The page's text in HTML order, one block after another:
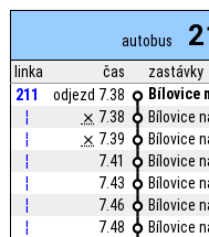
autobus
linka čas zastávky
211
odjezd 7.38 Bílovice
¦
⨯ 7.38 Bílovice
¦
⨯ 7.39 Bílovice
¦
7.41 Bílovice
¦
7.43 Bílovice
¦
7.46 Bílovice
¦
7.48 Bílovice